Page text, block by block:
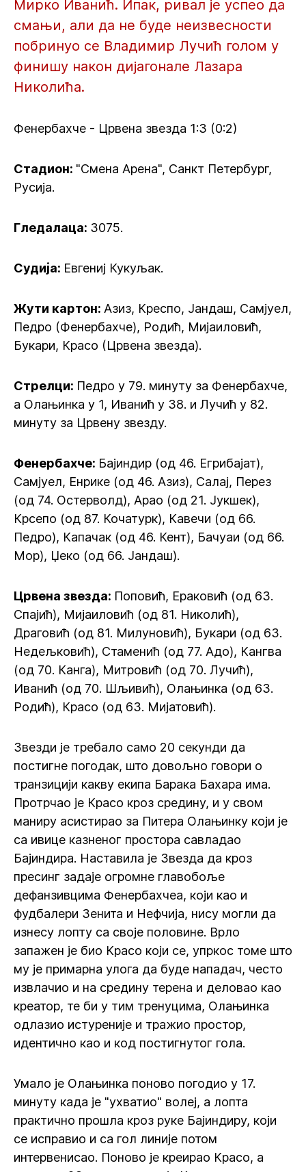
Мирко Иванић. Ипак, ривал је успео да
смањи, али да не буде неизвесности
побринуо се Владимир Лучић голом у
финишу након дијагонале Лазара
Николића.
Фенербахче - Црвена звезда 1:3 (0:2)
Стадион: "Смена Арена", Санкт Петербург,
Русија.
Гледалаца: 3075.
Судија: Евгениј Кукуљак.
Жути картон: Азиз, Креспо, Јандаш, Самјуел,
Педро (Фенербахче), Родић, Мијаиловић,
Букари, Красо (Црвена звезда).
Стрелци: Педро у 79. минуту за Фенербахче,
а Олањинка у 1, Иванић у 38. и Лучић у 82.
минуту за Црвену звезду.
Фенербахче: Бајиндир (од 46. Егрибајат),
Самјуел, Енрике (од 46. Азиз), Салај, Перез
(од 74. Остерволд), Арао (од 21. Јукшек),
Крсепо (од 87. Кочатурк), Кавечи (од 66.
Педро), Капачак (од 46. Кент), Бачуаи (од 66.
Мор), Џеко (од 66. Јандаш).
Црвена звезда: Поповић, Ераковић (од 63.
Спајић), Мијаиловић (од 81. Николић),
Драговић (од 81. Милуновић), Букари (од 63.
Недељковић), Стаменић (од 77. Адо), Кангва
(од 70. Канга), Митровић (од 70. Лучић),
Иванић (од 70. Шљивић), Олањинка (од 63.
Родић), Красо (од 63. Мијатовић).
Звезди је требало само 20 секунди да
постигне погодак, што довољно говори о
транзицији какву екипа Барака Бахара има.
Протрчао је Красо кроз средину, и у свом
маниру асистирао за Питера Олањинку који је
са ивице казненог простора савладао
Бајиндира. Наставила је Звезда да кроз
пресинг задаје огромне главобоље
дефанзивцима Фенербахчеа, који као и
фудбалери Зенита и Нефчија, нису могли да
изнесу лопту са своје половине. Врло
запажен је био Красо који се, упркос томе што
му је примарна улога да буде нападач, често
извлачио и на средину терена и деловао као
креатор, те би у тим тренуцима, Олањинка
одлазио истуреније и тражио простор,
идентично као и код постигнутог гола.
Умало је Олањинка поново погодио у 17.
минуту када је "ухватио" волеј, а лопта
практично прошла кроз руке Бајиндиру, који
се исправио и са гол линије потом
интервенисао. Поново је креирао Красо, а